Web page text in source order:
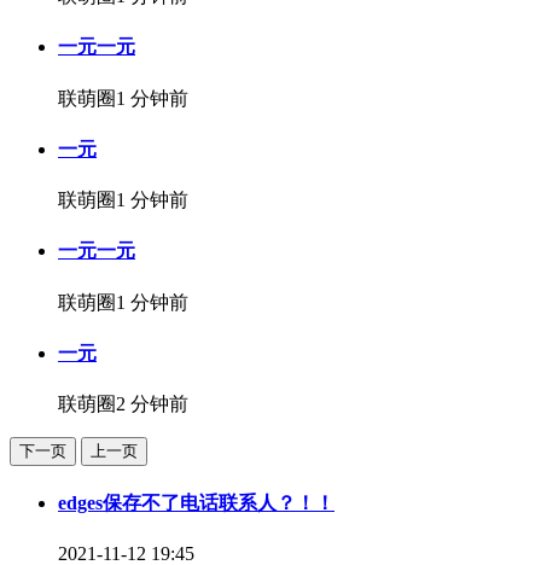
一元一元
联萌圈1 分钟前
一元
联萌圈1 分钟前
一元一元
联萌圈1 分钟前
一元
联萌圈2 分钟前
下一页 上一页
edges保存不了电话联系人？！！
2021-11-12 19:45